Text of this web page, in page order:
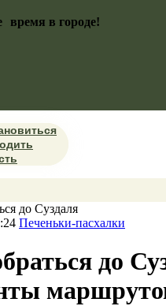
время в городе!
Печеньки-пасхалки
до